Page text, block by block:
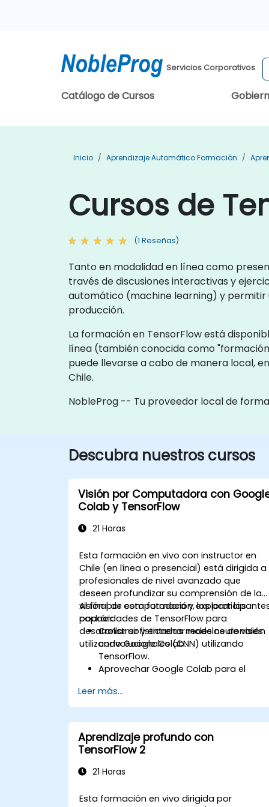
Servicios Corporativos
Catálogo de Cursos
Inicio Aprendizaje Automático Formación
Cursos de
(1 Reseñas)
Tanto en modalidad en línea como
través de discusiones interactivas y
automático (machine learning) y permitir
producción.
La formación en TensorFlow está
línea (también conocida como
puede llevarse a cabo de manera local,
Chile.
NobleProg -- Tu proveedor local de
Descubra nuestros cursos
Visión por Computadora con
Colab y TensorFlow
21 Horas
Esta formación en vivo con instructor en
Chile (en línea o presencial) está dirigida a
profesionales de nivel avanzado que
deseen profundizar su comprensión de la
visión por computadora y explorar las
capacidades de TensorFlow para
desarrollar sofisticados modelos de visión
utilizando Google Colab.
Al final de esta formación, los
podrán:
Construir y entrenar redes neuronales
convolucionales (CNN) utilizando
TensorFlow.
Aprovechar Google Colab para el
modelos basados en la nube.
Implementar técnicas de
preprocesamiento de imágenes para
tareas de visión por computadora.
Implementar modelos de visión por
computadora para aplicaciones del
mundo real.
(transfer learning) para mejorar el
Leer más...
Aprendizaje profundo con
TensorFlow 2
21 Horas
Esta formación en vivo dirigida por